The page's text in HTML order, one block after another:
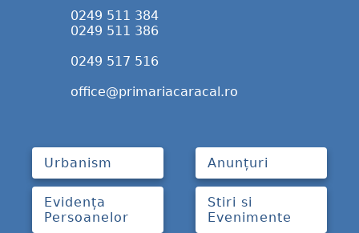
0249 511 384
0249 511 386
0249 517 516
office@primariacaracal.ro
Urbanism
Evidența
Persoanelor
Anunțuri
Stiri si
Evenimente